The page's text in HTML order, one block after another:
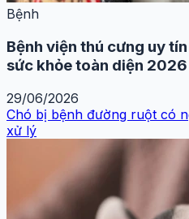
Bệnh
Bệnh viện thú cưng uy
sức khỏe toàn diện 2026
29/06/2026
Chó bị bệnh đường ruột có
xử lý